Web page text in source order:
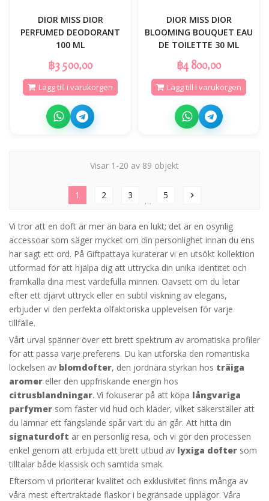
DIOR MISS DIOR
PERFUMED DEODORANT
100 ML
฿3 500,00
Lägg till i varukorgen
DIOR MISS DIOR
BLOOMING BOUQUET EAU
DE TOILETTE 30 ML
฿4 800,00
Lägg till i varukorgen
Visar 1-20 av 89 objekt
1 2 3
…
5 chevron_right
Vi tror att en doft är mer än bara en lukt; det är en osynlig
accessoar som säger mycket om din personlighet innan du ens
har sagt ett ord. På Giftpattaya kuraterar vi en utsökt kollektion
utformad för att hjälpa dig att uttrycka din unika identitet och
framkalla dina mest värdefulla minnen. Oavsett om du letar
efter ett djärvt uttryck eller en subtil viskning av elegans,
erbjuder vi den perfekta olfaktoriska upplevelsen för varje
tillfälle.
Vårt urval spänner över ett brett spektrum av aromatiska profiler
för att passa varje preferens. Du kan utforska den romantiska
lockelsen av blomdofter, den jordnära styrkan hos träiga
aromer eller den uppfriskande energin hos
citrusblandningar. Vi fokuserar på att köpa långvariga
parfymer som fäster vid hud och kläder, vilket säkerställer att
du lämnar ett fängslande spår vart du än går. Att hitta din
signaturdoft är en personlig resa, och vi gör den processen
enkel genom att erbjuda ett brett utbud av lyxiga dofter som
tilltalar både klassisk och samtida smak.
Eftersom vi prioriterar kvalitet och exklusivitet finns många av
våra mest eftertraktade flaskor i begränsade upplagor. Våra